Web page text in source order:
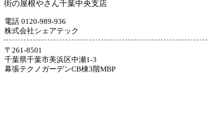
街の屋根やさん千葉中央支店
電話 0120-989-936
株式会社シェアテック
〒261-8501
千葉県千葉市美浜区中瀬1-3
幕張テクノガーデンCB棟3階MBP